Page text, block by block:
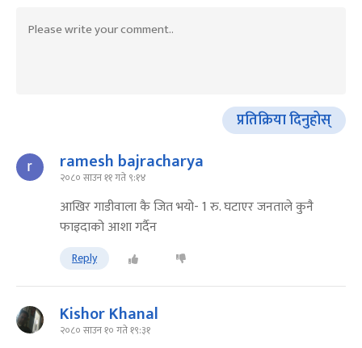
प्रतिक्रिया दिनुहोस्
ramesh bajracharya
२०८० साउन ११ गते ९:१४
आखिर गाडीवाला कै जित भयो- 1 रु. घटाएर जनताले कुनै
फाइदाको आशा गर्दैन
Reply
Kishor Khanal
२०८० साउन १० गते १९:३१